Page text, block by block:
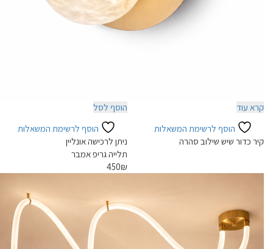
הוסף לסל
הוסף לרשימת המשאלות
ניתן לרכישה אונליין
תלייה גריפ אמבר
450₪
קרא עוד
הוסף לרשימת המשאלות
קיר כדור שיש שילוב סהרה